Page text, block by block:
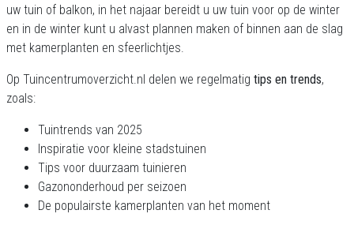
uw tuin of balkon, in het najaar bereidt u uw tuin voor op de winter
en in de winter kunt u alvast plannen maken of binnen aan de slag
met kamerplanten en sfeerlichtjes.
Op Tuincentrumoverzicht.nl delen we regelmatig tips en trends,
zoals:
Tuintrends van 2025
Inspiratie voor kleine stadstuinen
Tips voor duurzaam tuinieren
Gazononderhoud per seizoen
De populairste kamerplanten van het moment